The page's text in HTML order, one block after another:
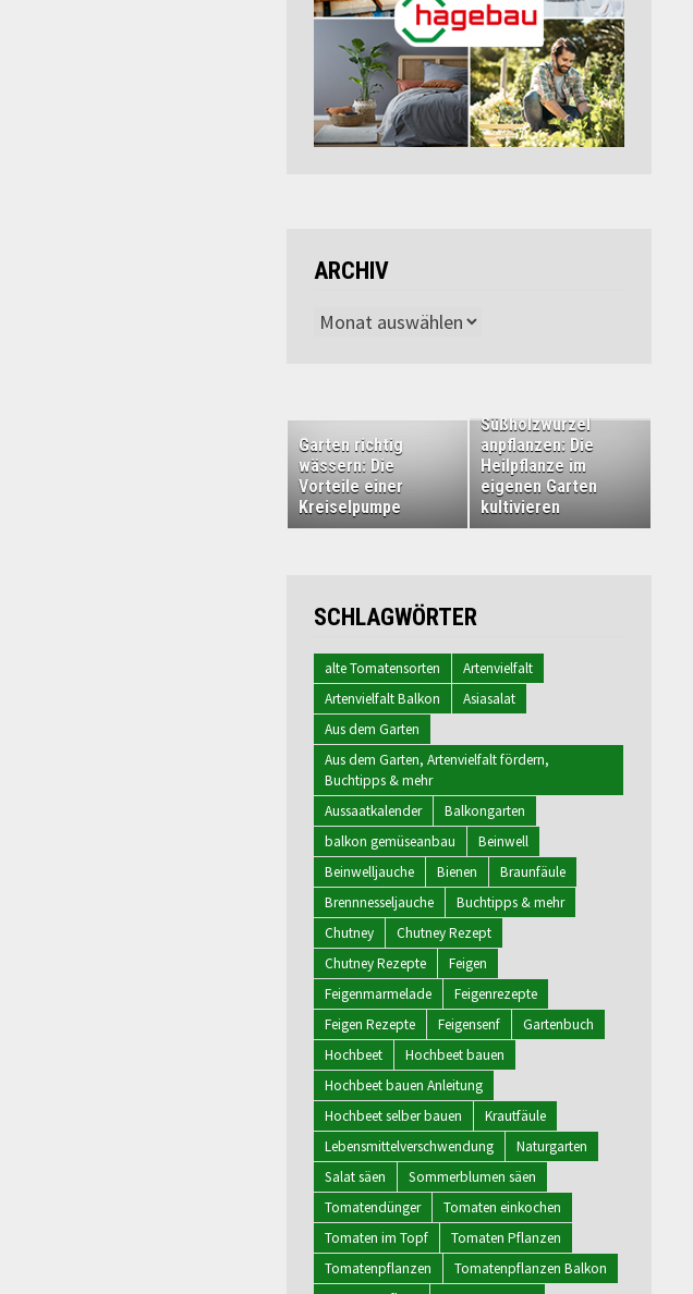
ARCHIV
Archiv
Garten richtig
wässern: Die
Vorteile einer
Kreiselpumpe
Süßholzwurzel
anpflanzen: Die
Heilpflanze im
eigenen Garten
kultivieren
SCHLAGWÖRTER
alte Tomatensorten
Artenvielfalt
Artenvielfalt Balkon
Asiasalat
Aus dem Garten
Aus dem Garten, Artenvielfalt fördern,
Buchtipps & mehr
Aussaatkalender
Balkongarten
balkon gemüseanbau
Beinwell
Beinwelljauche
Bienen
Braunfäule
Brennnesseljauche
Buchtipps & mehr
Chutney
Chutney Rezept
Chutney Rezepte
Feigen
Feigenmarmelade
Feigenrezepte
Feigen Rezepte
Feigensenf
Gartenbuch
Hochbeet
Hochbeet bauen
Hochbeet bauen Anleitung
Hochbeet selber bauen
Krautfäule
Lebensmittelverschwendung
Naturgarten
Salat säen
Sommerblumen säen
Tomatendünger
Tomaten einkochen
Tomaten im Topf
Tomaten Pflanzen
Tomatenpflanzen
Tomatenpflanzen Balkon